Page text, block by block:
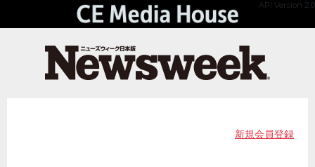
API Version 2.0
新規会員登録